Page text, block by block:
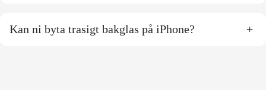
Kan ni byta trasigt bakglas på iPhone? +